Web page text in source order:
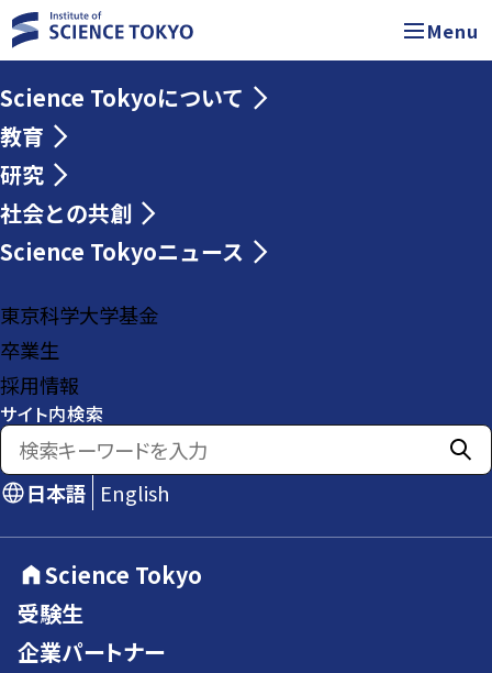
Menu
Science Tokyoについて
教育
研究
社会との共創
Science Tokyoニュース
東京科学大学基金
卒業生
採用情報
サイト内検索
日本語 English
Science Tokyo
受験生
企業パートナー